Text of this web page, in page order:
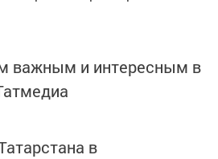
важным и интересным в
в